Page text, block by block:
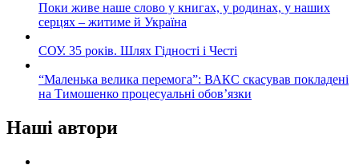
Поки живе наше слово у книгах, у родинах, у наших
серцях – житиме й Україна
СОУ. 35 років. Шлях Гідності і Честі
“Маленька велика перемога”: ВАКС скасував покладені
на Тимошенко процесуальні обов’язки
Наші автори